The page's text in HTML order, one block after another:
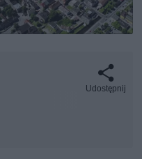
Udostępnij